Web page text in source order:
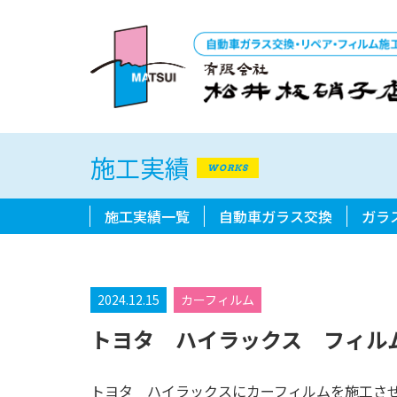
施工実績 WORKS
施工実績一覧 自動車ガラス交換 ガラ
2024.12.15 カーフィルム
トヨタ ハイラックス フィル
トヨタ ハイラックスにカーフィルムを施工さ